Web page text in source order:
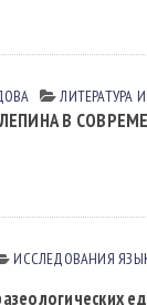
ЛИТЕРАТУРА
В
ИССЛЕДОВАНИЯ